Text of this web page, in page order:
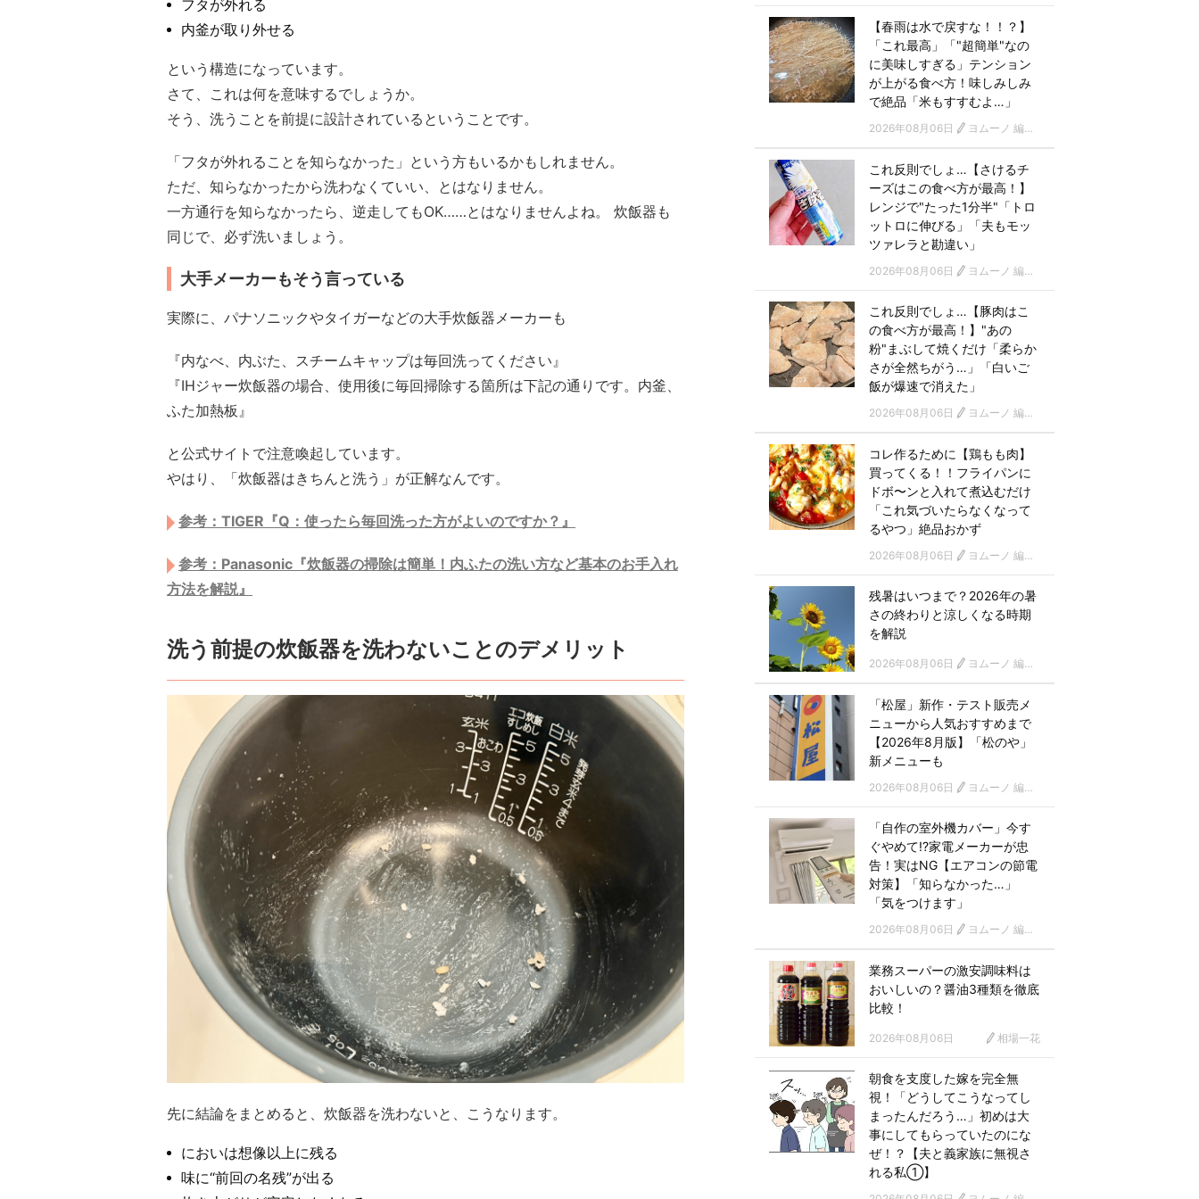
フタが外れる
内釜が取り外せる
という構造になっています。
さて、これは何を意味するでしょうか。
そう、洗うことを前提に設計されているということです。
「フタが外れることを知らなかった」という方もいるかもしれません。
ただ、知らなかったから洗わなくていい、とはなりません。
一方通行を知らなかったら、逆走してもOK……とはなりませんよね。 炊飯器も
同じで、必ず洗いましょう。
大手メーカーもそう言っている
実際に、パナソニックやタイガーなどの大手炊飯器メーカーも
『内なべ、内ぶた、スチームキャップは毎回洗ってください』
『IHジャー炊飯器の場合、使用後に毎回掃除する箇所は下記の通りです。内釜、
ふた加熱板』
と公式サイトで注意喚起しています。
やはり、「炊飯器はきちんと洗う」が正解なんです。
参考：TIGER『Q：使ったら毎回洗った方がよいのですか？』
参考：Panasonic『炊飯器の掃除は簡単！内ふたの洗い方など基本のお手入れ
方法を解説』
洗う前提の炊飯器を洗わないことのデメリット
先に結論をまとめると、炊飯器を洗わないと、こうなります。
においは想像以上に残る
味に“前回の名残”が出る
【春雨は水で戻すな！！？】
「これ最高」「"超簡単"なの
に美味しすぎる」テンション
が上がる食べ方！味しみしみ
で絶品「米もすすむよ…」
2026年08月06日 ヨムーノ 編集部
これ反則でしょ…【さけるチ
ーズはこの食べ方が最高！】
レンジで"たった1分半"「トロ
ットロに伸びる」「夫もモッ
ツァレラと勘違い」
2026年08月06日 ヨムーノ 編集部
これ反則でしょ…【豚肉はこ
の食べ方が最高！】"あの
粉"まぶして焼くだけ「柔らか
さが全然ちがう…」「白いご
飯が爆速で消えた」
2026年08月06日 ヨムーノ 編集部
コレ作るために【鶏もも肉】
買ってくる！！フライパンに
ドボ〜ンと入れて煮込むだけ
「これ気づいたらなくなって
るやつ」絶品おかず
2026年08月06日 ヨムーノ 編集部
残暑はいつまで？2026年の暑
さの終わりと涼しくなる時期
を解説
2026年08月06日 ヨムーノ 編集部
「松屋」新作・テスト販売メ
ニューから人気おすすめまで
【2026年8月版】「松のや」
新メニューも
2026年08月06日 ヨムーノ 編集部
「自作の室外機カバー」今す
ぐやめて!?家電メーカーが忠
告！実はNG【エアコンの節電
対策】「知らなかった…」
「気をつけます」
2026年08月06日 ヨムーノ 編集部
業務スーパーの激安調味料は
おいしいの？醤油3種類を徹底
比較！
2026年08月06日 相場一花
朝食を支度した嫁を完全無
視！「どうしてこうなってし
まったんだろう…」初めは大
事にしてもらっていたのにな
ぜ！？【夫と義家族に無視さ
れる私①】